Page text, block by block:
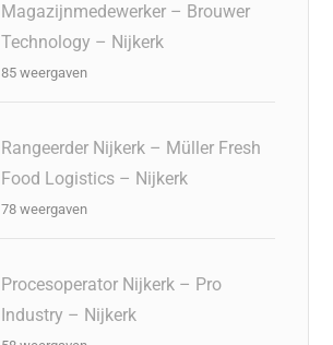
n
p
Magazijnmedewerker – Brouwer
Technology – Nijkerk
85 weergaven
Rangeerder Nijkerk – Müller Fresh
Food Logistics – Nijkerk
78 weergaven
Procesoperator Nijkerk – Pro
Industry – Nijkerk